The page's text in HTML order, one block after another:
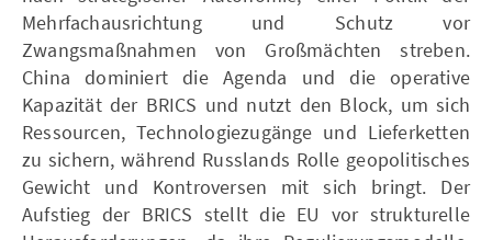
Mehrfachausrichtung und Schutz vor
Zwangsmaßnahmen von Großmächten streben.
China dominiert die Agenda und die operative
Kapazität der BRICS und nutzt den Block, um sich
Ressourcen, Technologiezugänge und Lieferketten
zu sichern, während Russlands Rolle geopolitisches
Gewicht und Kontroversen mit sich bringt. Der
Aufstieg der BRICS stellt die EU vor strukturelle